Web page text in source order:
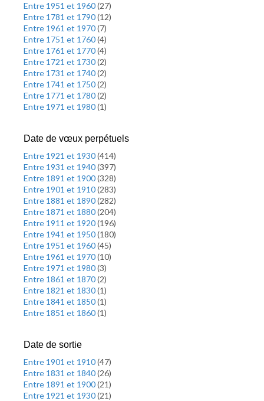
Entre 1951 et 1960(27)
Entre 1781 et 1790(12)
Entre 1961 et 1970(7)
Entre 1751 et 1760(4)
Entre 1761 et 1770(4)
Entre 1721 et 1730(2)
Entre 1731 et 1740(2)
Entre 1741 et 1750(2)
Entre 1771 et 1780(2)
Entre 1971 et 1980(1)
Date de vœux perpétuels
Entre 1921 et 1930(414)
Entre 1931 et 1940(397)
Entre 1891 et 1900(328)
Entre 1901 et 1910(283)
Entre 1881 et 1890(282)
Entre 1871 et 1880(204)
Entre 1911 et 1920(196)
Entre 1941 et 1950(180)
Entre 1951 et 1960(45)
Entre 1961 et 1970(10)
Entre 1971 et 1980(3)
Entre 1861 et 1870(2)
Entre 1821 et 1830(1)
Entre 1841 et 1850(1)
Entre 1851 et 1860(1)
Date de sortie
Entre 1901 et 1910(47)
Entre 1831 et 1840(26)
Entre 1891 et 1900(21)
Entre 1921 et 1930(21)